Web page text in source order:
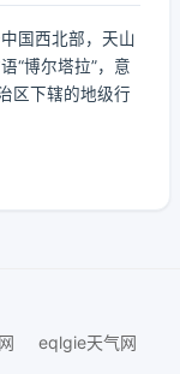
国西北部，天山
“博尔塔拉”，意
区下辖的地级行
eqlgie天气网